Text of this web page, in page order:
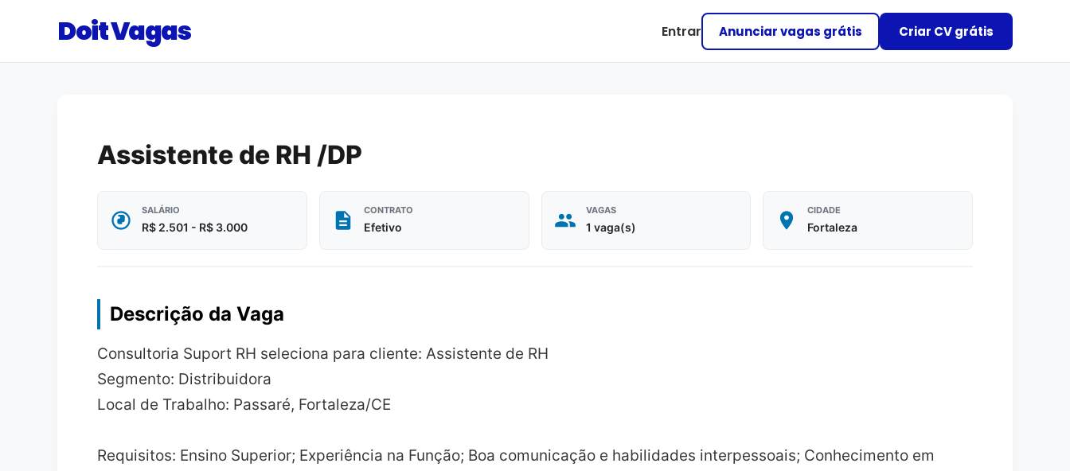
Doit Vagas Entrar Anunciar vagas grátis Criar CV grátis
Assistente de RH /DP
SALÁRIO
R$ 2.501 - R$ 3.000
CONTRATO
Efetivo
VAGAS
1 vaga(s)
CIDADE
Fortaleza
Descrição da Vaga
Consultoria Suport RH seleciona para cliente: Assistente de RH
Segmento: Distribuidora
Local de Trabalho: Passaré, Fortaleza/CE
Requisitos: Ensino Superior; Experiência na Função; Boa comunicação e habilidades interpessoais; Conhecimento em